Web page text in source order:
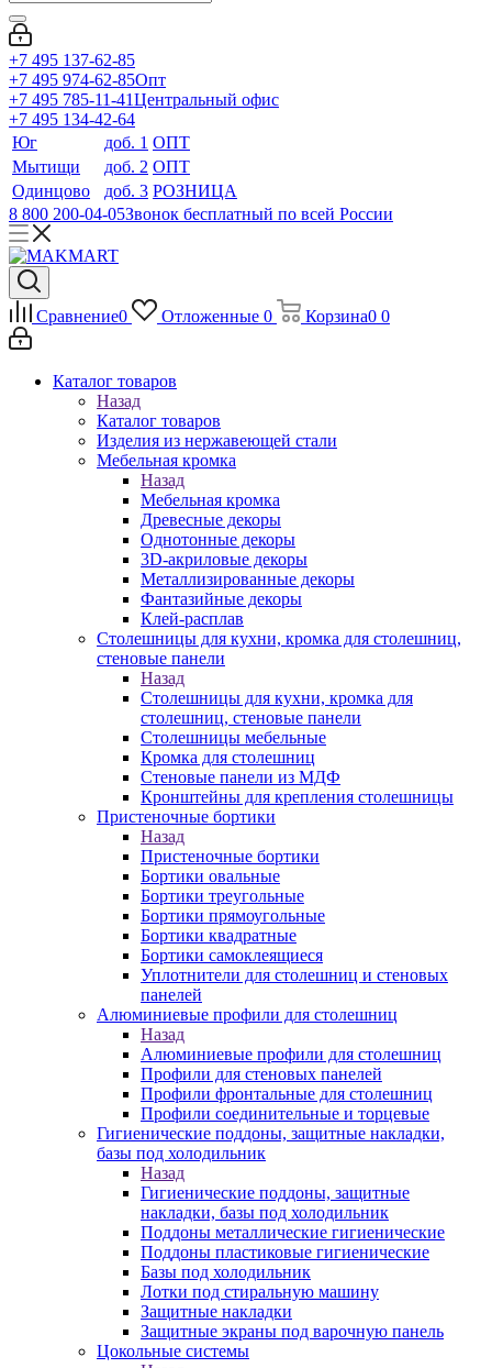
+7 495 137-62-85
+7 495 974-62-85Опт
+7 495 785-11-41Центральный офис
+7 495 134-42-64
Юг
доб. 1 ОПТ
Мытищи
доб. 2 ОПТ
Одинцово
доб. 3 РОЗНИЦА
8 800 200-04-05Звонок бесплатный по всей России
Сравнение0 Отложенные 0 Корзина0 0
Каталог товаров
Назад
Каталог товаров
Изделия из нержавеющей стали
Мебельная кромка
Назад
Мебельная кромка
Древесные декоры
Однотонные декоры
3D-акриловые декоры
Металлизированные декоры
Фантазийные декоры
Клей-расплав
Столешницы для кухни, кромка для столешниц,
стеновые панели
Назад
Столешницы для кухни, кромка для
столешниц, стеновые панели
Столешницы мебельные
Кромка для столешниц
Стеновые панели из МДФ
Кронштейны для крепления столешницы
Пристеночные бортики
Назад
Пристеночные бортики
Бортики овальные
Бортики треугольные
Бортики прямоугольные
Бортики квадратные
Бортики самоклеящиеся
Уплотнители для столешниц и стеновых
панелей
Алюминиевые профили для столешниц
Назад
Алюминиевые профили для столешниц
Профили для стеновых панелей
Профили фронтальные для столешниц
Профили соединительные и торцевые
Гигиенические поддоны, защитные накладки,
базы под холодильник
Назад
Гигиенические поддоны, защитные
накладки, базы под холодильник
Поддоны металлические гигиенические
Поддоны пластиковые гигиенические
Базы под холодильник
Лотки под стиральную машину
Защитные накладки
Защитные экраны под варочную панель
Цокольные системы